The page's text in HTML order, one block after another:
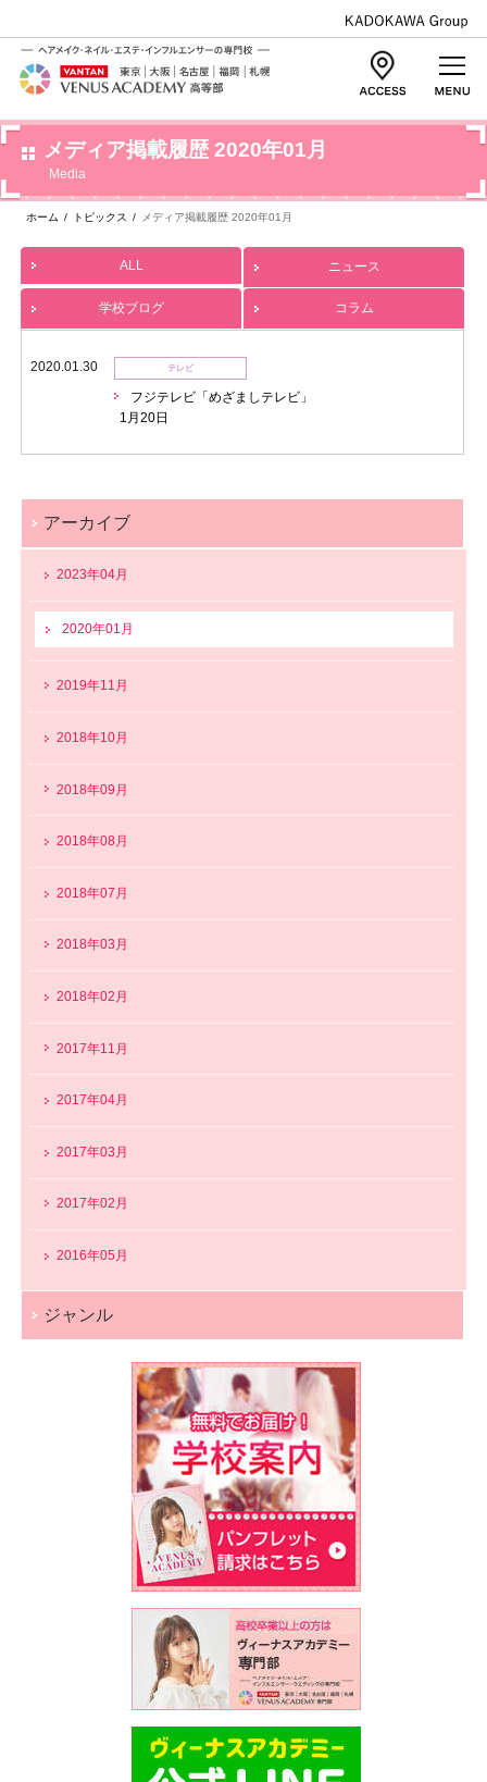
メディア掲載履歴 2020年01月
Media
ホーム / トピックス / メディア掲載履歴 2020年01月
ALL ニュース
学校ブログ コラム
2020.01.30 テレビ
フジテレビ「めざましテレビ」
1月20日
アーカイブ
2023年04月
2020年01月
2019年11月
2018年10月
2018年09月
2018年08月
2018年07月
2018年03月
2018年02月
2017年11月
2017年04月
2017年03月
2017年02月
2016年05月
ジャンル